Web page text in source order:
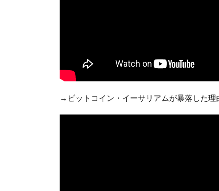
→ビットコイン・イーサリアムが暴落した